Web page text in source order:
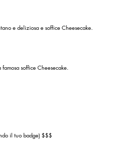
e deliziosa e soffice Cheesecake.
soffice Cheesecake.
il tuo badge) $$$